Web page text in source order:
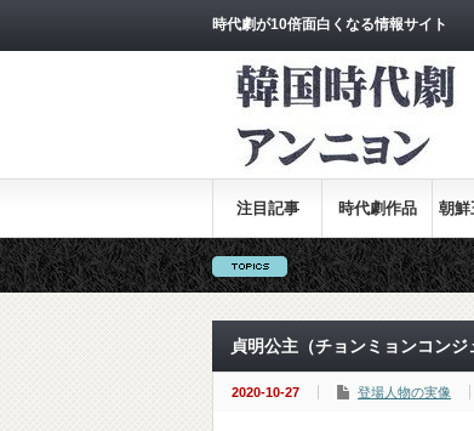
時代劇が10倍面白くなる情報サイト
注目記事 時代劇作品 朝鮮
貞明公主（チョンミョンコン
2020-10-27 登場人物の実像